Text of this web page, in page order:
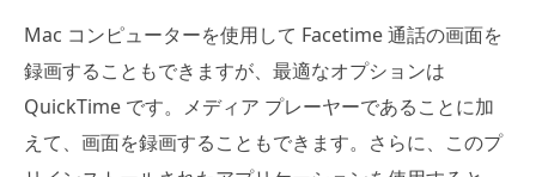
Mac コンピューターを使用して Facetime 通話の画面を
録画することもできますが、最適なオプションは
QuickTime です。メディア プレーヤーであることに加
えて、画面を録画することもできます。さらに、このプ